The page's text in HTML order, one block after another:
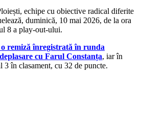
echipe cu obiective radical diferite
duminică, 10 mai 2026, de la ora
8 a play-out-ului.
remiză înregistrată în runda
cu Farul Constanța, iar în
3 în clasament, cu 32 de puncte.